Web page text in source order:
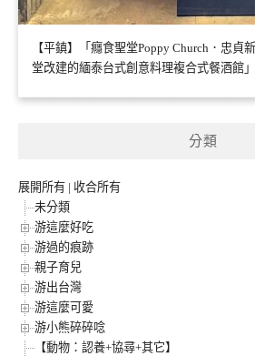
【平鎮】「癮食聖堂Poppy Church．忠貞
堂改建的緬泰台式創意料理複合式餐酒館」
分類
展開所有 | 收合所有
未分類
游這麼好吃
游過的痕跡
親子育兒
游出台灣
游這麼可愛
游小熊碎碎唸
【動物：認養+協尋+其它】